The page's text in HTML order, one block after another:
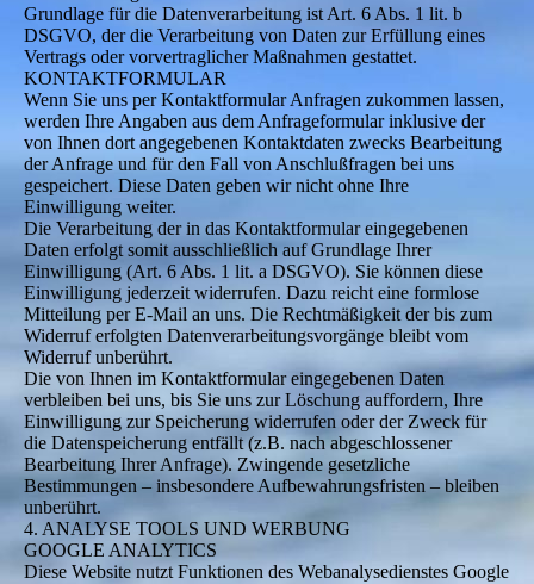
Grundlage für die Datenverarbeitung ist Art. 6 Abs. 1 lit. b
DSGVO, der die Verarbeitung von Daten zur Erfüllung eines
Vertrags oder vorvertraglicher Maßnahmen gestattet.
KONTAKTFORMULAR
Wenn Sie uns per Kontaktformular Anfragen zukommen lassen,
werden Ihre Angaben aus dem Anfrageformular inklusive der
von Ihnen dort angegebenen Kontaktdaten zwecks Bearbeitung
der Anfrage und für den Fall von Anschlußfragen bei uns
gespeichert. Diese Daten geben wir nicht ohne Ihre
Einwilligung weiter.
Die Verarbeitung der in das Kontaktformular eingegebenen
Daten erfolgt somit ausschließlich auf Grundlage Ihrer
Einwilligung (Art. 6 Abs. 1 lit. a DSGVO). Sie können diese
Einwilligung jederzeit widerrufen. Dazu reicht eine formlose
Mitteilung per E-Mail an uns. Die Rechtmäßigkeit der bis zum
Widerruf erfolgten Datenverarbeitungsvorgänge bleibt vom
Widerruf unberührt.
Die von Ihnen im Kontaktformular eingegebenen Daten
verbleiben bei uns, bis Sie uns zur Löschung auffordern, Ihre
Einwilligung zur Speicherung widerrufen oder der Zweck für
die Datenspeicherung entfällt (z.B. nach abgeschlossener
Bearbeitung Ihrer Anfrage). Zwingende gesetzliche
Bestimmungen – insbesondere Aufbewahrungsfristen – bleiben
unberührt.
4. ANALYSE TOOLS UND WERBUNG
GOOGLE ANALYTICS
Diese Website nutzt Funktionen des Webanalysedienstes Google